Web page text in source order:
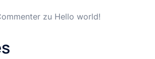
zu Hello world!